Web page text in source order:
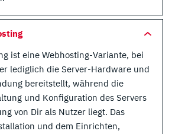
ist eine Webhosting-Variante, bei
lediglich die Server-Hardware und
bereitstellt, während die
und Konfiguration des Servers
von Dir als Nutzer liegt. Das
und dem Einrichten,